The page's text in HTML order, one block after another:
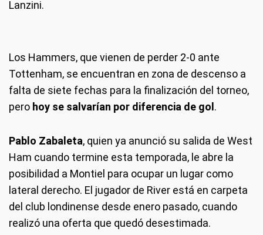
Lanzini.
Los Hammers, que vienen de perder 2-0 ante
Tottenham, se encuentran en zona de descenso a
falta de siete fechas para la finalización del torneo,
pero hoy se salvarían por diferencia de gol .
Pablo Zabaleta, quien ya anunció su salida de West
Ham cuando termine esta temporada, le abre la
posibilidad a Montiel para ocupar un lugar como
lateral derecho. El jugador de River está en carpeta
del club londinense desde enero pasado, cuando
realizó una oferta que quedó desestimada.